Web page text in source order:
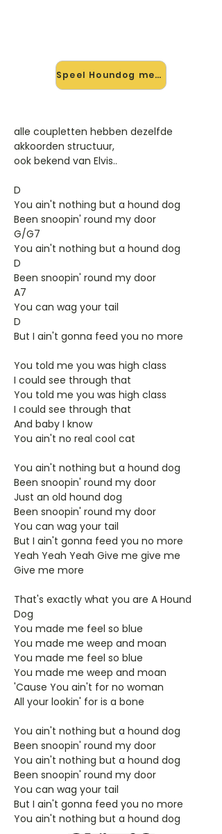
Speel Houndog mee →
alle coupletten hebben dezelfde
akkoorden structuur,
ook bekend van Elvis..
D
You ain't nothing but a hound dog
Been snoopin' round my door
G/G7
You ain't nothing but a hound dog
D
Been snoopin' round my door
A7
You can wag your tail
D
But I ain't gonna feed you no more
You told me you was high class
I could see through that
You told me you was high class
I could see through that
And baby I know
You ain't no real cool cat
You ain't nothing but a hound dog
Been snoopin' round my door
Just an old hound dog
Been snoopin' round my door
You can wag your tail
But I ain't gonna feed you no more
Yeah Yeah Yeah Give me give me
Give me more
That's exactly what you are A Hound
Dog
You made me feel so blue
You made me weep and moan
You made me feel so blue
You made me weep and moan
'Cause You ain't for no woman
All your lookin' for is a bone
You ain't nothing but a hound dog
Been snoopin' round my door
You ain't nothing but a hound dog
Been snoopin' round my door
You can wag your tail
But I ain't gonna feed you no more
You ain't nothing but a hound dog